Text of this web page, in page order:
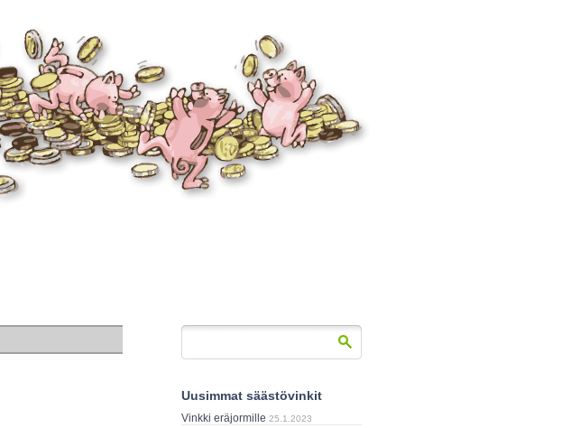
Uusimmat säästövinkit
Vinkki eräjormille 25.1.2023